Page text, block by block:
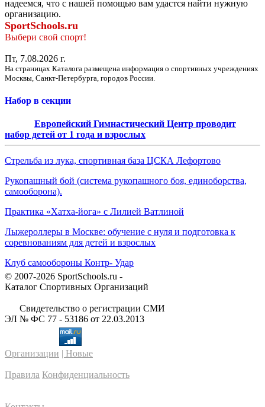
надеемся, что с нашей помощью вам удастся найти нужную
организацию.
SportSchools.ru
Выбери свой спорт!
Пт, 7.08.2026 г.
На страницах Каталога размещена информация о спортивных учреждениях
Москвы, Санкт-Петербурга, городов России.
Набор в секции
Европейский Гимнастический Центр проводит
набор детей от 1 года и взрослых
Стрельба из лука, спортивная база ЦСКА Лефортово
Рукопашный бой (система рукопашного боя, единоборства,
самооборона).
Практика «Хатха-йога» с Лилией Ватлиной
Лыжероллеры в Москве: обучение с нуля и подготовка к
соревнованиям для детей и взрослых
Клуб самообороны Контр- Удар
© 2007-2026 SportSchools.ru -
Каталог Спортивных Организаций
Свидетельство о регистрации СМИ
ЭЛ № ФС 77 - 53186 от 22.03.2013
Организации | Новые
Правила Конфиденциальность